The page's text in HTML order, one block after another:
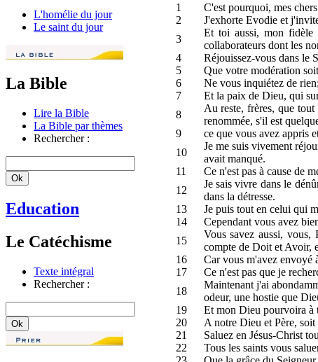
L'homélie du jour
Le saint du jour
La Bible
Lire la Bible
La Bible par thèmes
Rechercher :
Education
Le Catéchisme
Texte intégral
Rechercher :
1
C'est pourquoi, mes
2
J'exhorte Evodie et
3
Et toi aussi, mon fidèle
collaborateurs dont les
4
Réjouissez-vous dans le
5
Que votre modération
6
Ne vous inquiétez de
7
Et la paix de Dieu, qui
8
Au reste, frères, que
renommée, s'il est
9
ce que vous avez appris
10
Je me suis vivement
avait manqué.
11
Ce n'est pas à cause de
12
Je sais vivre dans le
dans la détresse.
13
Je puis tout en celui qui
14
Cependant vous avez
15
Vous savez aussi,
compte de Doit et Avoir,
16
Car vous m'avez envoyé
17
Ce n'est pas que je
18
Maintenant j'ai
odeur, une hostie que
19
Et mon Dieu pourvoira à
20
A notre Dieu et Père,
21
Saluez en Jésus-Christ
22
Tous les saints vous